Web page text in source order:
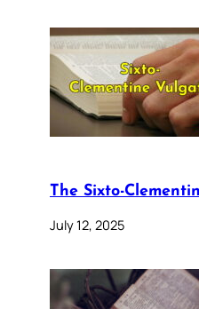
The Sixto-
July 12, 2025